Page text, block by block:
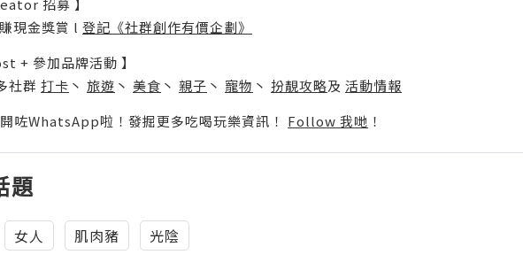
招募 】
現金獎賞 l 登記《社群創作有價企劃》
+ 參加品牌活動 】
社群 打卡 丶 旅遊 丶 美食 丶 親子 丶 寵物 丶 扮靚攻略及 活動情報
咗WhatsApp啦！發掘更多吃喝玩樂資訊！ Follow 我哋 ！
題
女人 肌肉豬 光陰